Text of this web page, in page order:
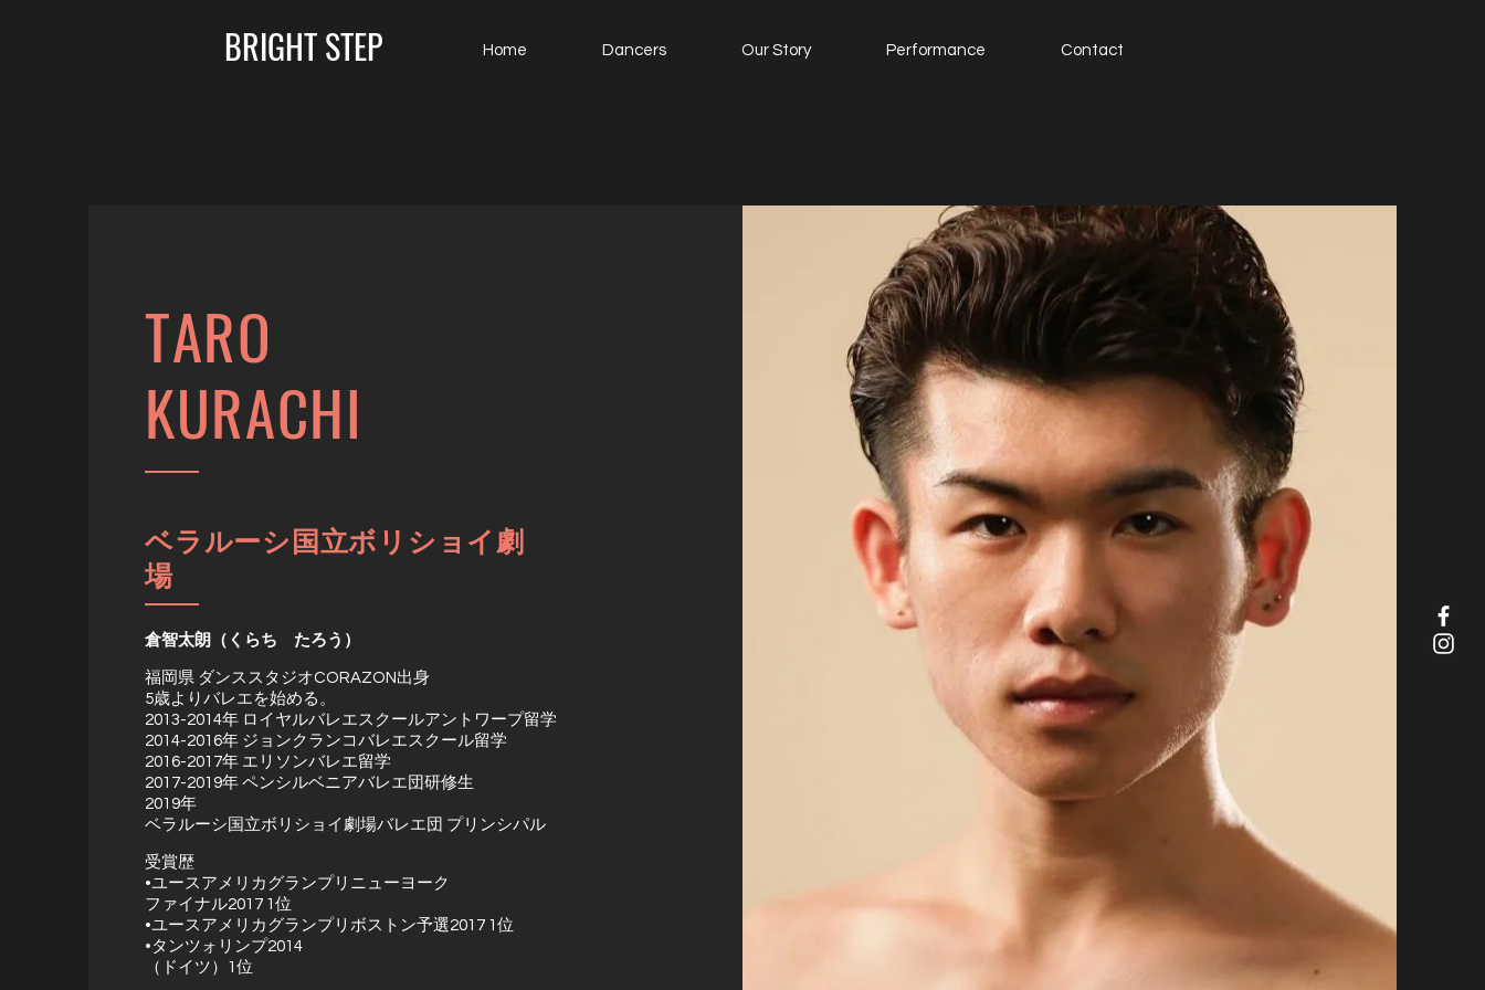
BRIGHT STEP Home Dancers Our Story Performance Contact
TARO
KURACHI
ベラルーシ国立ボリショイ劇
場
倉智太朗（くらち たろう）
福岡県 ダンススタジオCORAZON出身
5歳よりバレエを始める。
2013-2014年 ロイヤルバレエスクールアントワープ留学
2014-2016年 ジョンクランコバレエスクール留学
2016-2017年 エリソンバレエ留学
2017-2019年 ペンシルベニアバレエ団研修生
2019年
ベラルーシ国立ボリショイ劇場バレエ団 プリンシパル
受賞歴
•ユースアメリカグランプリニューヨーク
ファイナル2017 1位
•ユースアメリカグランプリボストン予選2017 1位
•タンツォリンプ2014
（ドイツ）1位